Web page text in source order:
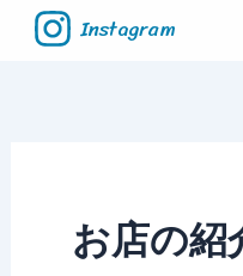
Instagram
お店の紹